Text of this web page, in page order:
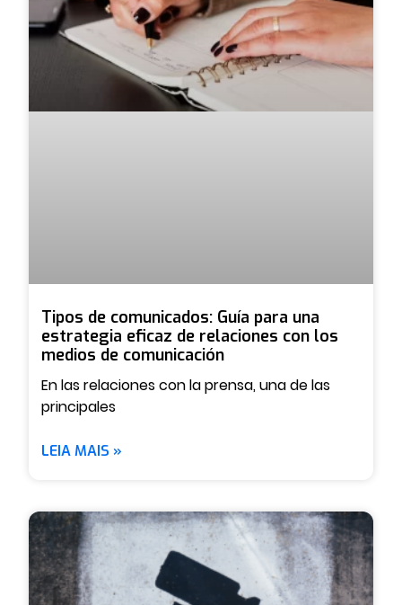
Tipos de comunicados: Guía para una
estrategia eficaz de relaciones con los
medios de comunicación
En las relaciones con la prensa, una de las
principales
LEIA MAIS »